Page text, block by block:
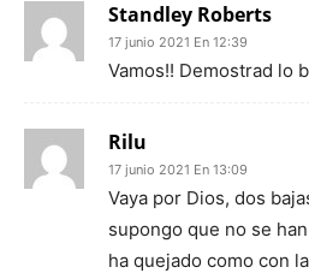
Standley Roberts
17 junio 2021 En 12:39
Vamos!! Demostrad lo
Rilu
17 junio 2021 En 13:09
Vaya por Dios, dos
supongo que no se
ha quejado como con